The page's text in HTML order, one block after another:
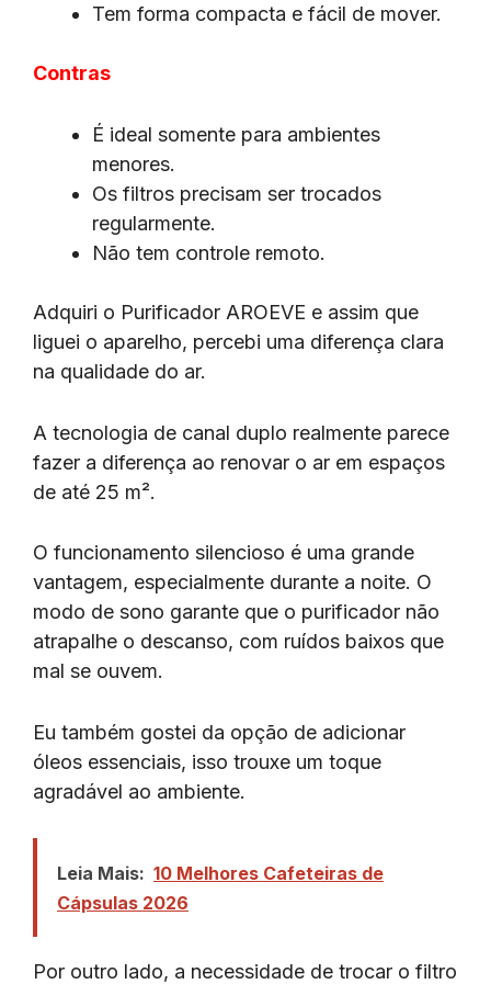
Tem forma compacta e fácil de mover.
Contras
É ideal somente para ambientes
menores.
Os filtros precisam ser trocados
regularmente.
Não tem controle remoto.
Adquiri o Purificador AROEVE e assim que
liguei o aparelho, percebi uma diferença clara
na qualidade do ar.
A tecnologia de canal duplo realmente parece
fazer a diferença ao renovar o ar em espaços
de até 25 m².
O funcionamento silencioso é uma grande
vantagem, especialmente durante a noite. O
modo de sono garante que o purificador não
atrapalhe o descanso, com ruídos baixos que
mal se ouvem.
Eu também gostei da opção de adicionar
óleos essenciais, isso trouxe um toque
agradável ao ambiente.
Leia Mais: 10 Melhores Cafeteiras de
Cápsulas 2026
Por outro lado, a necessidade de trocar o filtro